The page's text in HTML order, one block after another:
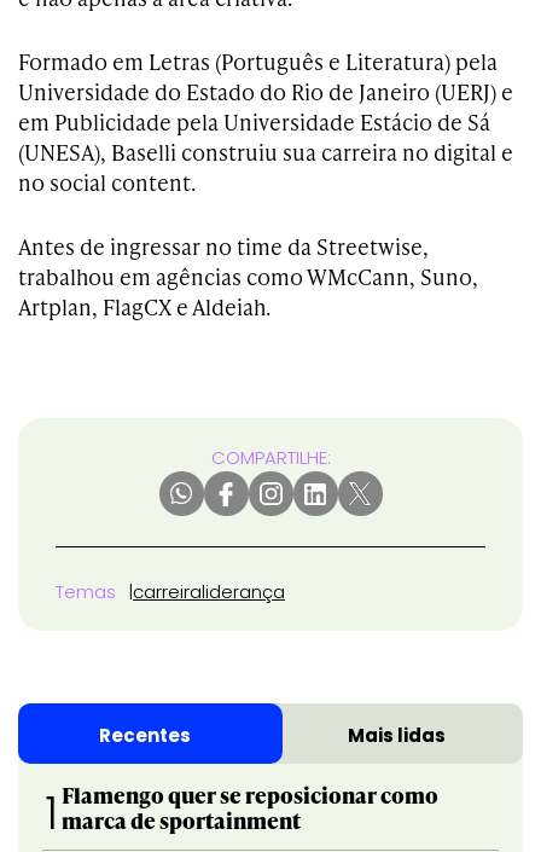
Formado em Letras (Português e Literatura) pela
Universidade do Estado do Rio de Janeiro (UERJ) e
em Publicidade pela Universidade Estácio de Sá
(UNESA), Baselli construiu sua carreira no digital e
no social content.
Antes de ingressar no time da Streetwise,
trabalhou em agências como WMcCann, Suno,
Artplan, FlagCX e Aldeiah.
COMPARTILHE:
Temas carreiraliderança
Recentes Mais lidas
1 Flamengo quer se reposicionar como
marca de sportainment